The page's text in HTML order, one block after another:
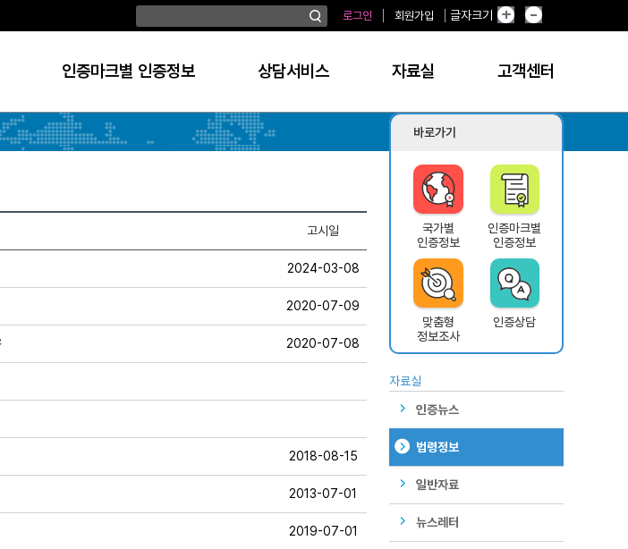
로그인 회원가입 글자크기
인증마크별 인증정보 상담서비스 자료실 고객센터
고시일
2024-03-08
2020-07-09
2020-07-08
2018-08-15
2013-07-01
2019-07-01
바로가기
국가별
인증정보
인증마크별
인증정보
맞춤형
정보조사
인증상담
자료실
인증뉴스
법령정보
일반자료
뉴스레터